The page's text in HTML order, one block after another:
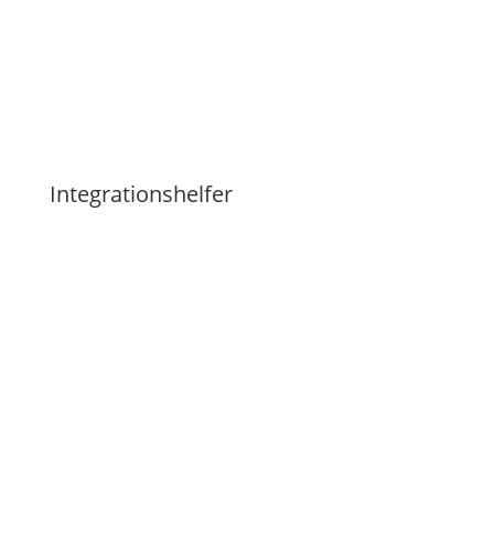
Integrationshelfer